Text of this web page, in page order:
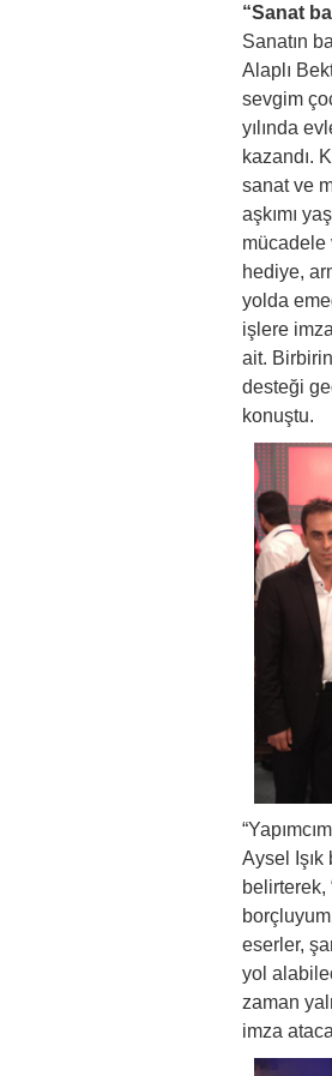
“Sanat
Sanatın
Alaplı
sevgim
yılında
kazandı.
sanat ve
aşkımı
mücadele
hediye,
yolda
işlere
ait.
desteği
konuştu.
Aysel Işık
belirterek,
eserler,
yol
zaman
imza